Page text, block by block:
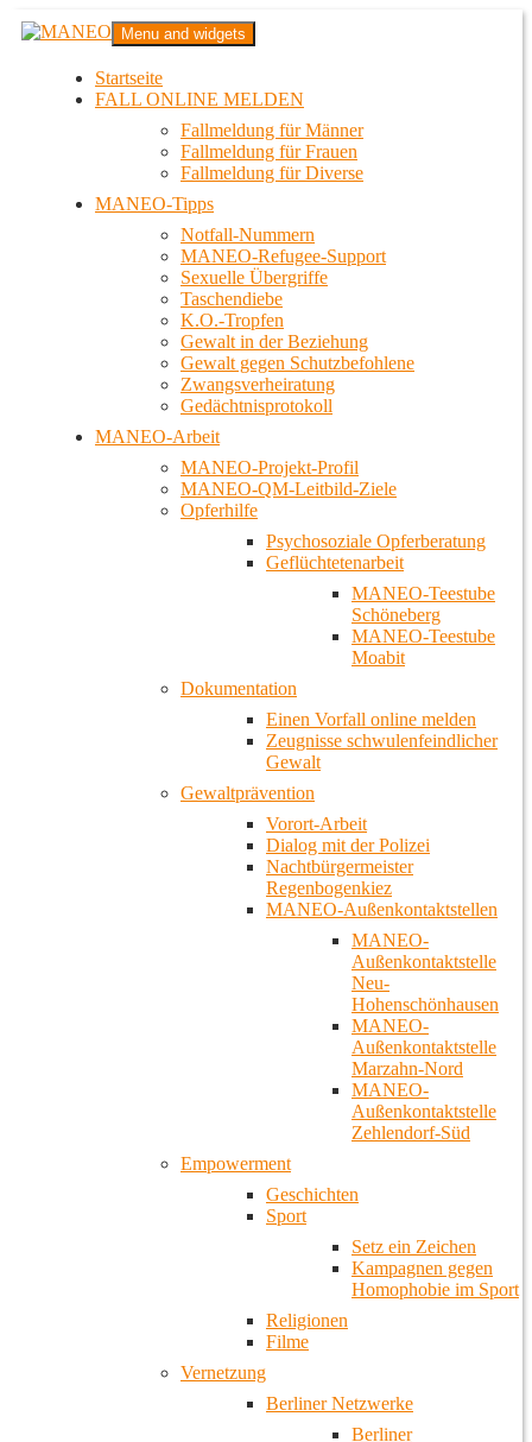
Zum
InhaltMANEO
Das schwule Anti-Gewalt-Projekt in Berlin
Menu and widgets
Startseite
FALL ONLINE MELDEN
Fallmeldung für Männer
Fallmeldung für Frauen
Fallmeldung für Diverse
MANEO-Tipps
Notfall-Nummern
MANEO-Refugee-Support
Sexuelle Übergriffe
Taschendiebe
K.O.-Tropfen
Gewalt in der Beziehung
Gewalt gegen Schutzbefohlene
Zwangsverheiratung
Gedächtnisprotokoll
MANEO-Arbeit
MANEO-Projekt-Profil
MANEO-QM-Leitbild-Ziele
Opferhilfe
Psychosoziale Opferberatung
Geflüchtetenarbeit
MANEO-Teestube
Schöneberg
MANEO-Teestube
Moabit
Dokumentation
Einen Vorfall online melden
Zeugnisse schwulenfeindlicher
Gewalt
Gewaltprävention
Vorort-Arbeit
Dialog mit der Polizei
Nachtbürgermeister
Regenbogenkiez
MANEO-Außenkontaktstellen
MANEO-
Außenkontaktstelle
Neu-
Hohenschönhausen
MANEO-
Außenkontaktstelle
Marzahn-Nord
MANEO-
Außenkontaktstelle
Zehlendorf-Süd
Empowerment
Geschichten
Sport
Setz ein Zeichen
Kampagnen gegen
Homophobie im Sport
Religionen
Filme
Vernetzung
Berliner Netzwerke
Berliner